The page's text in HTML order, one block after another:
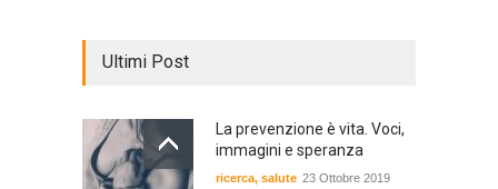
Ultimi Post
La prevenzione è vita. Voci,
immagini e speranza
ricerca, salute 23 Ottobre 2019